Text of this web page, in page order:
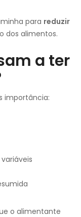
para reduzir
dos alimentos.
a ter
importância:
o alimentante